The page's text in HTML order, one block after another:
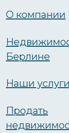
О компании
Берлине
Наши услуги
Продать